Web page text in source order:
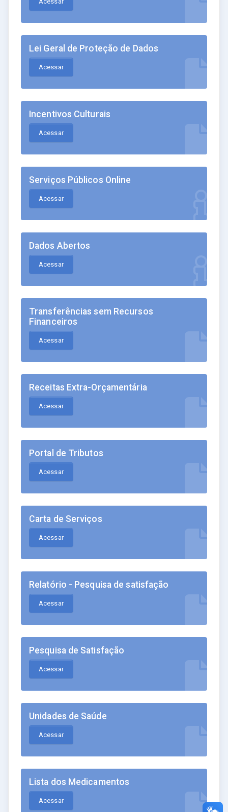
Lei Geral de Proteção de Dados
Acessar
Incentivos Culturais
Acessar
Serviços Públicos Online
Acessar
Dados Abertos
Acessar
Transferências sem Recursos
Financeiros
Acessar
Receitas Extra-Orçamentária
Acessar
Portal de Tributos
Acessar
Carta de Serviços
Acessar
Relatório - Pesquisa de satisfação
Acessar
Pesquisa de Satisfação
Acessar
Unidades de Saúde
Acessar
Lista dos Medicamentos
Acessar